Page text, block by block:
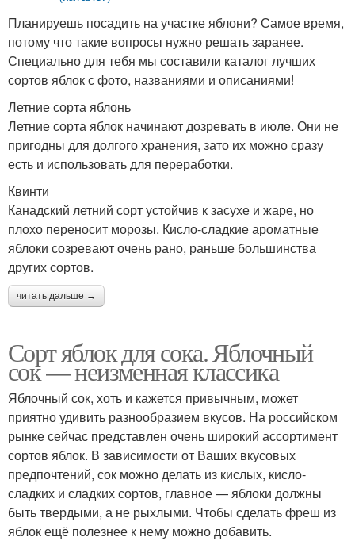
Планируешь посадить на участке яблони? Самое время,
потому что такие вопросы нужно решать заранее.
Специально для тебя мы составили каталог лучших
сортов яблок с фото, названиями и описаниями!
Летние сорта яблонь
Летние сорта яблок начинают дозревать в июле. Они не
пригодны для долгого хранения, зато их можно сразу
есть и использовать для переработки.
Квинти
Канадский летний сорт устойчив к засухе и жаре, но
плохо переносит морозы. Кисло-сладкие ароматные
яблоки созревают очень рано, раньше большинства
других сортов.
читать дальше →
Сорт яблок для сока. Яблочный
сок — неизменная классика
Яблочный сок, хоть и кажется привычным, может
приятно удивить разнообразием вкусов. На российском
рынке сейчас представлен очень широкий ассортимент
сортов яблок. В зависимости от Ваших вкусовых
предпочтений, сок можно делать из кислых, кисло-
сладких и сладких сортов, главное — яблоки должны
быть твердыми, а не рыхлыми. Чтобы сделать фреш из
яблок ещё полезнее к нему можно добавить.